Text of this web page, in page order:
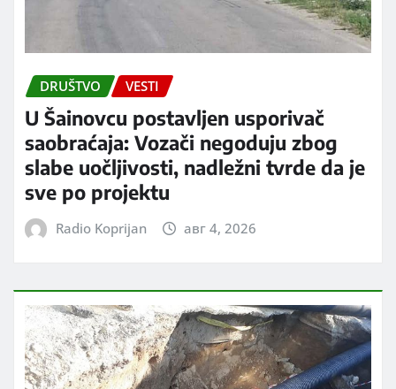
DRUŠTVO VESTI
U Šainovcu postavljen usporivač
saobraćaja: Vozači negoduju zbog
slabe uočljivosti, nadležni tvrde da je
sve po projektu
Radio Koprijan авг 4, 2026